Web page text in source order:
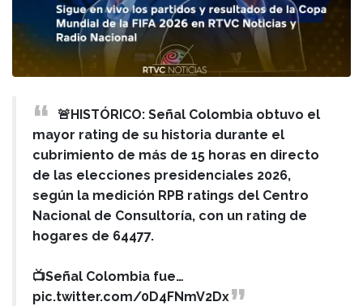
🚨HISTÓRICO: Señal Colombia obtuvo el
mayor rating de su historia durante el
cubrimiento de más de 15 horas en directo
de las elecciones presidenciales 2026,
según la medición RPB ratings del Centro
Nacional de Consultoría, con un rating de
hogares de 64477.
📺Señal Colombia fue…
pic.twitter.com/0D4FNmV2Dx